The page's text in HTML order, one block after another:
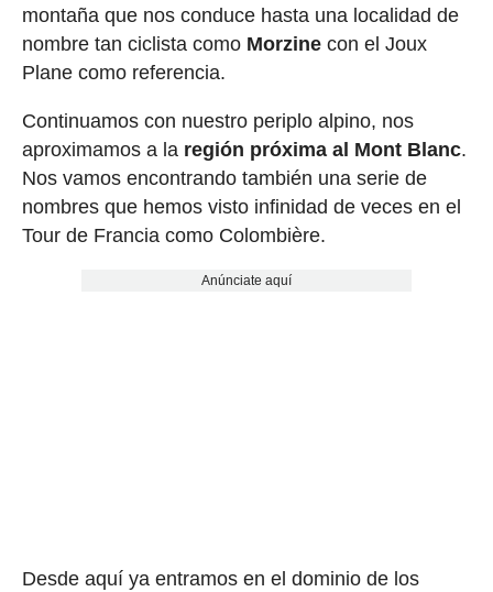
montaña que nos conduce hasta una localidad de
nombre tan ciclista como Morzinecon el Joux
Plane como referencia.
Continuamos con nuestro periplo alpino, nos
aproximamos a la región próxima al Mont Blanc.
Nos vamos encontrando también una serie de
nombres que hemos visto infinidad de veces en el
Tour de Francia como Colombière.
Anúnciate aquí
Desde aquí ya entramos en el dominio de los